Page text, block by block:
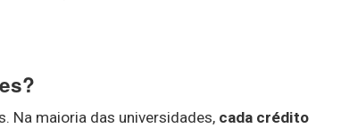
Na maioria das universidades, cada crédito